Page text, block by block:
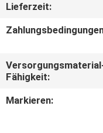
TRETEN
SIE
MIT
Lieferzeit:
Fähigkeit:
Markieren: